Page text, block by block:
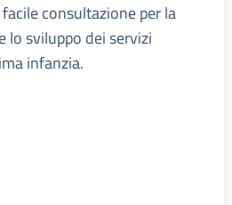
consultazione per la
lo sviluppo dei servizi
infanzia.